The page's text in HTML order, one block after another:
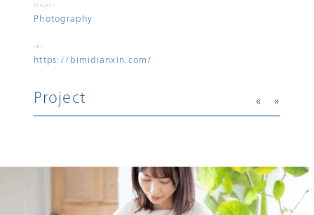
Project
Photography
URL
https://bimidianxin.com/
Project « »